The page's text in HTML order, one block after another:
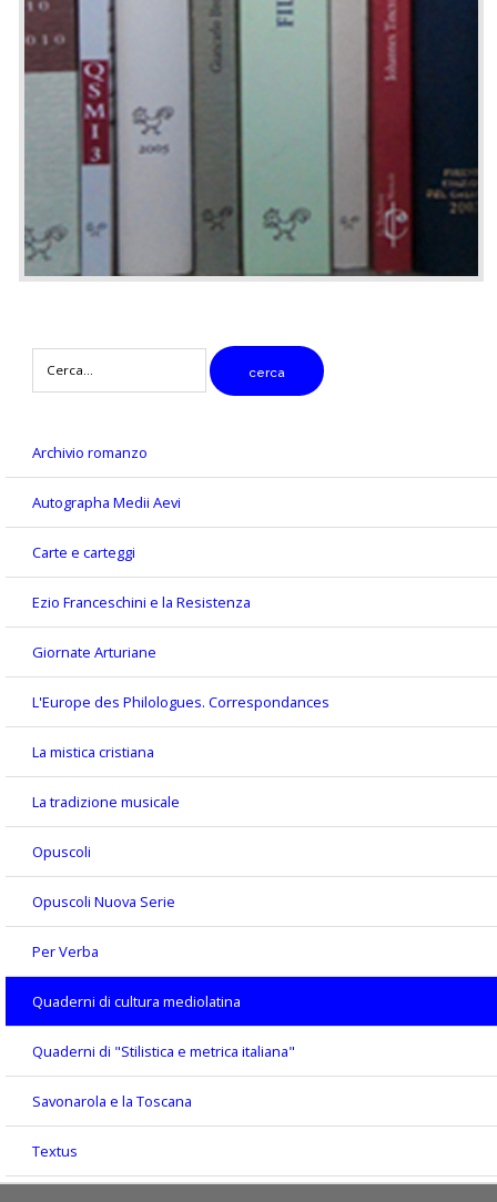
cercare
cerca
Archivio romanzo
Autographa Medii Aevi
Carte e carteggi
Ezio Franceschini e la Resistenza
Giornate Arturiane
L'Europe des Philologues. Correspondances
La mistica cristiana
La tradizione musicale
Opuscoli
Opuscoli Nuova Serie
Per Verba
Quaderni di cultura mediolatina
Quaderni di "Stilistica e metrica italiana"
Savonarola e la Toscana
Textus